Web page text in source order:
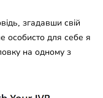
згадавши свій
особисто для себе я
на одному з